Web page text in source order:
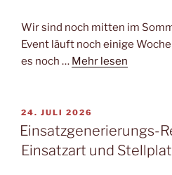
Wir sind noch mitten im
Event läuft noch einige
es noch … Mehr lesen
VERÖFFENTLICHT
AM
24. JULI 2026
Einsatzgenerierungs-
Einsatzart und